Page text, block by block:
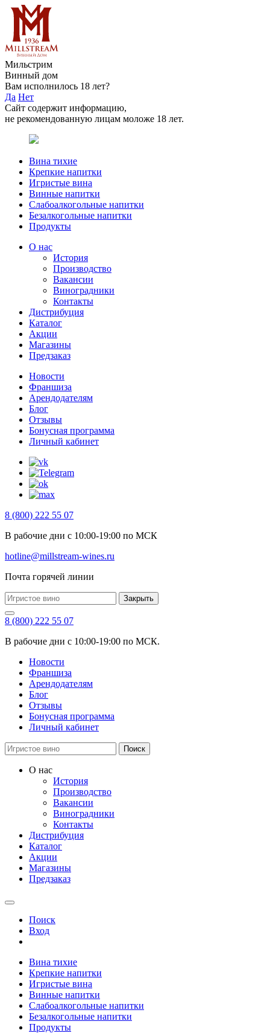
Мильстрим
Винный дом
Вам исполнилось 18 лет?
Да Нет
Сайт содержит информацию,
не рекомендованную лицам моложе 18 лет.
Вина тихие
Крепкие напитки
Игристые вина
Винные напитки
Слабоалкогольные напитки
Безалкогольные напитки
Продукты
О нас
История
Производство
Вакансии
Виноградники
Контакты
Дистрибуция
Каталог
Акции
Магазины
Предзаказ
Новости
Франшиза
Арендодателям
Блог
Отзывы
Бонусная программа
Личный кабинет
8 (800) 222 55 07
В рабочие дни с 10:00-19:00 по МСК
hotline@millstream-wines.ru
Почта горячей линии
Закрыть
8 (800) 222 55 07
В рабочие дни с 10:00-19:00 по МСК.
Новости
Франшиза
Арендодателям
Блог
Отзывы
Бонусная программа
Личный кабинет
Поиск
О нас
История
Производство
Вакансии
Виноградники
Контакты
Дистрибуция
Каталог
Акции
Магазины
Предзаказ
Поиск
Вход
Вина тихие
Крепкие напитки
Игристые вина
Винные напитки
Слабоалкогольные напитки
Безалкогольные напитки
Продукты